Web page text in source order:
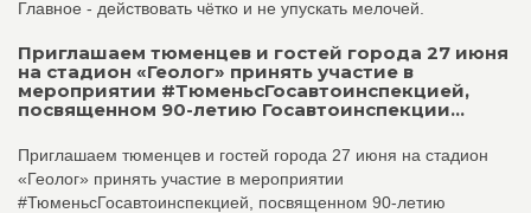
Главное - действовать чётко и не упускать мелочей.
Приглашаем тюменцев и гостей города 27 июня
на стадион «Геолог» принять участие в
мероприятии #ТюменьсГосавтоинспекцией,
посвященном 90-летию Госавтоинспекции...
Приглашаем тюменцев и гостей города 27 июня на стадион
«Геолог» принять участие в мероприятии
#ТюменьсГосавтоинспекцией, посвященном 90-летию